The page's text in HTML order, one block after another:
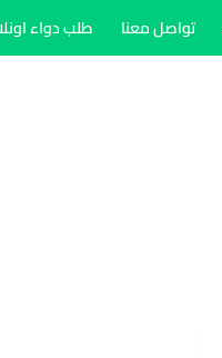
تواصل معنا طلب دواء